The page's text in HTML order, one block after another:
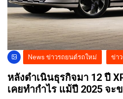
News ข่าวรถยนต์รถใหม่ ข่า
หลังดำเนินธุรกิจมา 12 ปี
เคยทำกำไร แม้ปี 2025 จะ